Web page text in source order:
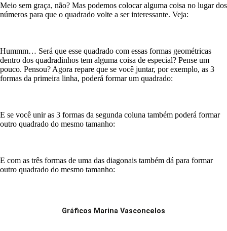
Meio sem graça, não? Mas podemos colocar alguma coisa no lugar dos
números para que o quadrado volte a ser interessante. Veja:
Hummm… Será que esse quadrado com essas formas geométricas
dentro dos quadradinhos tem alguma coisa de especial? Pense um
pouco. Pensou? Agora repare que se você juntar, por exemplo, as 3
formas da primeira linha, poderá formar um quadrado:
E se você unir as 3 formas da segunda coluna também poderá formar
outro quadrado do mesmo tamanho:
E com as três formas de uma das diagonais também dá para formar
outro quadrado do mesmo tamanho:
Gráficos Marina Vasconcelos